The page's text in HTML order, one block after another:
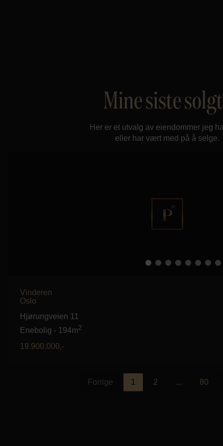
Mine siste
Her er et utvalg av eiendommer jeg
eller har vært med på å selge.
Vinderen
Oslo
Hjørungveien 11
Enebolig - 194m2
19.900.000,-
Forrige 1 2 ... 80